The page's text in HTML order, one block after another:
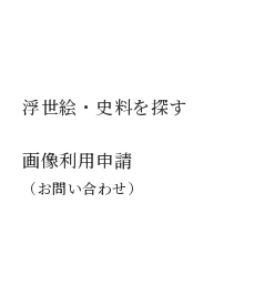
浮世絵・史料を探す
画像利用申請
（お問い合わせ）